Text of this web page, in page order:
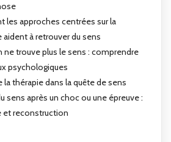
les approches centrées sur la
aident à retrouver du sens
ne trouve plus le sens : comprendre
psychologiques
la thérapie dans la quête de sens
sens après un choc ou une épreuve :
et reconstruction